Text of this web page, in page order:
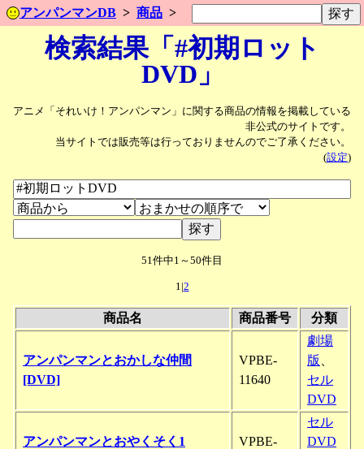
アンパンマンDB 商品
検索結果「#初期ロット
DVD」
アニメ「それいけ！アンパンマン」に関する商品の情報を掲載している
非公式のサイトです。
当サイトでは販売等は行っておりませんのでご了承ください。
(設定)
51件中1～50件目
1|2
商品名 商品番号 分類
アンパンマンとおかしな仲間
[DVD]
VPBE-
11640
劇場
版
セル
DVD
アンパンマンとおやくそく1
VPBE-
セル
DVD